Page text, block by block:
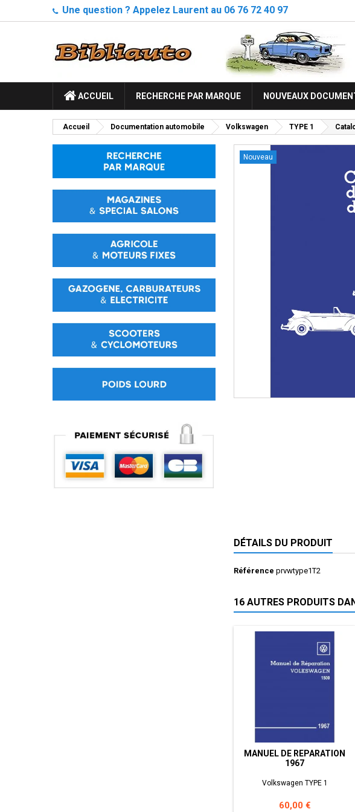
Une question ? Appelez Laurent au 06 76 72 40 97
ACCUEIL RECHERCHE PAR MARQUE NOUVEAUX
Accueil Documentation automobile Volkswagen TYPE 1
Nouveau
DÉTAILS DU PRODUIT
Référence prvwtype1T2
16 AUTRES PRODUITS
MANUEL DE REPARATION
1967
Volkswagen TYPE 1
Prix
60,00 €